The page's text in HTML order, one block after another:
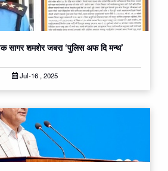
सागर शमशेर जबरा ‘पुलिस अफ दि मन्थ’
Jul-16 , 2025